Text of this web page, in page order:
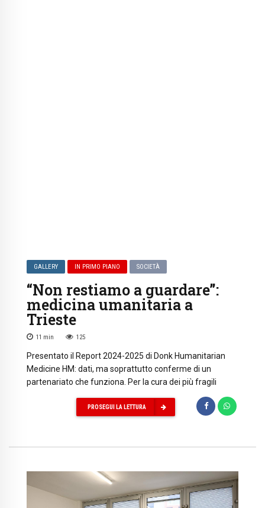
GALLERY IN PRIMO PIANO SOCIETÀ
“Non restiamo a guardare”:
medicina umanitaria a
Trieste
11 min 125
Presentato il Report 2024-2025 di Donk Humanitarian
Medicine HM: dati, ma soprattutto conferme di un
partenariato che funziona. Per la cura dei più fragili
PROSEGUI LA LETTURA